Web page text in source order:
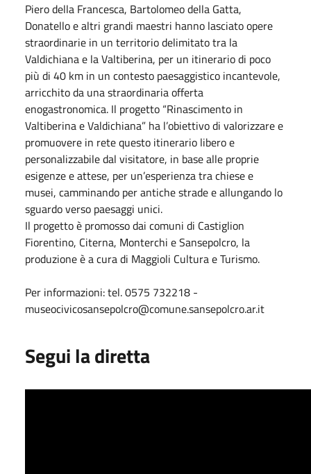
Piero della Francesca, Bartolomeo della Gatta,
Donatello e altri grandi maestri hanno lasciato opere
straordinarie in un territorio delimitato tra la
Valdichiana e la Valtiberina, per un itinerario di poco
più di 40 km in un contesto paesaggistico incantevole,
arricchito da una straordinaria offerta
enogastronomica. Il progetto “Rinascimento in
Valtiberina e Valdichiana” ha l’obiettivo di valorizzare e
promuovere in rete questo itinerario libero e
personalizzabile dal visitatore, in base alle proprie
esigenze e attese, per un’esperienza tra chiese e
musei, camminando per antiche strade e allungando lo
sguardo verso paesaggi unici.
Il progetto è promosso dai comuni di Castiglion
Fiorentino, Citerna, Monterchi e Sansepolcro, la
produzione è a cura di Maggioli Cultura e Turismo.
Per informazioni: tel. 0575 732218 -
museocivicosansepolcro@comune.sansepolcro.ar.it
Segui la diretta